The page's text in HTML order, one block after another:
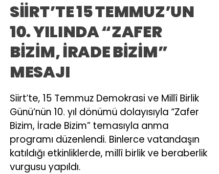
SİİRT’TE 15 TEMMUZ’UN
10. YILINDA “ZAFER
BİZİM, İRADE BİZİM”
MESAJI
Siirt’te, 15 Temmuz Demokrasi ve Millî Birlik
Günü’nün 10. yıl dönümü dolayısıyla “Zafer
Bizim, İrade Bizim” temasıyla anma
programı düzenlendi. Binlerce vatandaşın
katıldığı etkinliklerde, millî birlik ve beraberlik
vurgusu yapıldı.